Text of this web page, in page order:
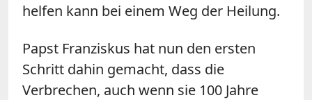
helfen kann bei einem Weg der Heilung.
Papst Franziskus hat nun den ersten
Schritt dahin gemacht, dass die
Verbrechen, auch wenn sie 100 Jahre